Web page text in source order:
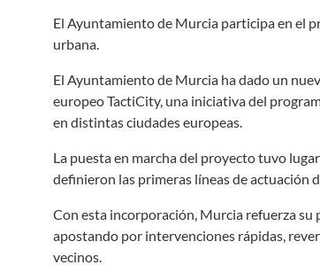
El Ayuntamiento de Murcia participa en el
urbana.
El Ayuntamiento de Murcia ha dado un
europeo TactiCity, una iniciativa del
en distintas ciudades europeas.
La puesta en marcha del proyecto tuvo
definieron las primeras líneas de actuación
Con esta incorporación, Murcia refuerza
apostando por intervenciones rápidas,
vecinos.